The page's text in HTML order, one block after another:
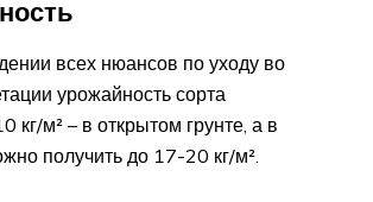
всех нюансов по уходу во
урожайность сорта
кг/м² – в открытом грунте, а в
получить до 17-20 кг/м².